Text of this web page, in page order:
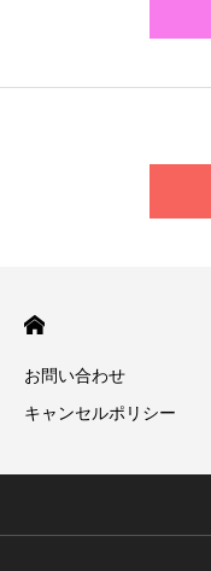
お問い合わせ
キャンセルポリシー